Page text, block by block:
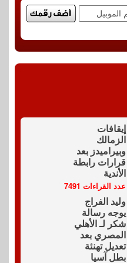
إيقافات
الزمالك
وبيراميدز بعد
قرارات رابطة
الأندية
عدد القراءات 7491
وليد الفراج
يوجه رسالة
شكر لـ الأهلي
المصري بعد
تعديل تهنئة
بطل آسيا